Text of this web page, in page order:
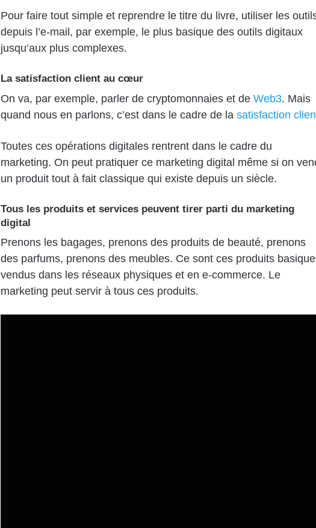
Pour faire tout simple et reprendre le titre du livre, utiliser les
depuis l’e-mail, par exemple, le plus basique des outils digitaux
jusqu’aux plus complexes.
La satisfaction client au cœur
On va, par exemple, parler de cryptomonnaies et de Web3. Mais
quand nous en parlons, c’est dans le cadre de la satisfaction
Toutes ces opérations digitales rentrent dans le cadre du
marketing. On peut pratiquer ce marketing digital même si on
un produit tout à fait classique qui existe depuis un siècle.
Tous les produits et services peuvent tirer parti du marketing
digital
Prenons les bagages, prenons des produits de beauté, prenons
des parfums, prenons des meubles. Ce sont ces produits
vendus dans les réseaux physiques et en e-commerce. Le
marketing peut servir à tous ces produits.